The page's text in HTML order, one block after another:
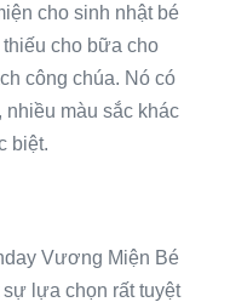
cho sinh nhật bé
cho bữa cho
công chúa. Nó có
màu sắc khác
biệt.
Vương Miện Bé
lựa chọn rất tuyệt